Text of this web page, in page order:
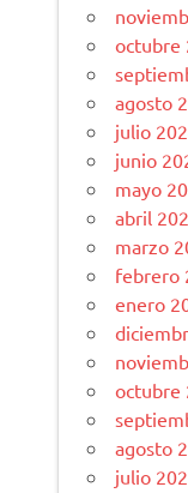
octubre
agosto
julio
junio
mayo
abril
marzo
febrero
enero
octubre
agosto
julio